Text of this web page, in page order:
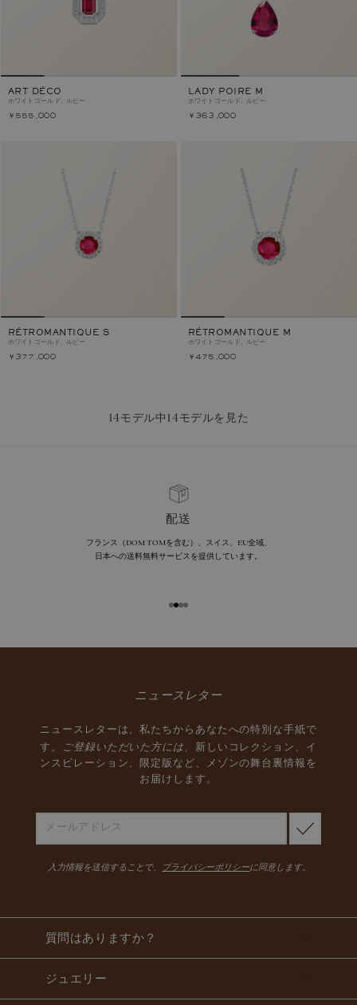
ART DÉCO
ホワイトゴールド, ルビー
￥555,000
LADY POIRE M
ホワイトゴールド, ルビー
￥363,000
RÉTROMANTIQUE S
ホワイトゴールド, ルビー
￥377,000
RÉTROMANTIQUE M
ホワイトゴールド, ルビー
￥475,000
14モデル中14モデルを見た
配送
フランス（DOM TOMを含む）、スイス、EU全域、
日本への送料無料サービスを提供しています。
ニュースレター
ニュースレターは、私たちからあなたへの特別な手紙で
す。
ご登録いただいた方には、
新しいコレクション、イ
ンスピレーション、限定版など、メゾンの舞台裏情報を
お届けします。
入力情報を送信することで、 プライバシーポリシーに同意します。
質問はありますか？
ジュエリー